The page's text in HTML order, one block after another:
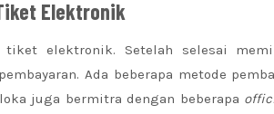
Elektronik
tiket elektronik. Setelah selesai
Ada beberapa metode
juga bermitra dengan beberapa